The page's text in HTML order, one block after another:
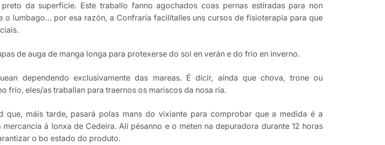
da superficie. Este traballo fanno agochados coas pernas estiradas para non
o lumbago… por esa razón, a Confraría facilítalles uns cursos de fisioterapia para que
de auga de manga longa para protexerse do sol en verán e do frío en inverno.
dependendo exclusivamente das mareas. É dicir, aínda que chova, trone ou
frío, eles/as traballan para traernos os mariscos da nosa ría.
que, máis tarde, pasará polas mans do vixiante para comprobar que a medida é a
á lonxa de Cedeira. Alí pésanno e o meten na depuradora durante 12 horas
o bo estado do produto.